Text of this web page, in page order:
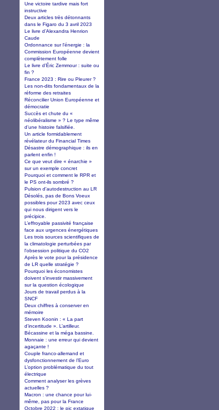
Une victoire tardive mais fort
instructive
Deux articles très détonnants
dans le Figaro du 3 avril 2023
Le livre d’Alexandra Henrion
Caude
Ordonnance sur l'énergie : la
Commission Européenne devient
complètement folle
Le livre d’Éric Zemmour : suite ou
fin ?
France 2023 : Rire ou Pleurer ?
Les non-dits fondamentaux de la
réforme des retraites
Réconcilier Union Européenne et
démocratie
Succès et chute du «
néolibéralisme » ? Le type même
d’une histoire falsifiée.
Un article formidablement
révélateur du Financial Times
Désastre démographique : ils en
parlent enfin !
Ce que veut dire « énarchie »
sur un exemple concret
Pourquoi et comment le RPR et
le PS ont-ils sombré ?
Pulsion d'autodestruction au LR
Désolés, pas de Bons Voeux
possibles pour 2023 avec ceux
qui nous dirigent vers le
précipice.
L’effroyable passivité française
face aux urgences énergétiques
Les trois sources scientifiques de
la climatologie perturbées par
l'obsession politique du CO2
Après le vote pour la présidence
de LR quelle stratégie ?
Pourquoi les économistes
doivent s'investir massivement
sur la question écologique
Jours de travail perdus à la
SNCF
Deux chiffres à conserver en
mémoire
Steven Koonin : « La part
d’incertitude ». L’artilleur.
Bécassine et la méga bassine.
Monnaie : une erreur qui devient
agaçante !
Couple franco-allemand et
dysfonctionnement de l’Euro
L’option problématique du tout
électrique
Comment analyser les grèves
actuelles ?
Macron : une chance pour lui-
même, pas pour la France
Octobre 2022 : le pic extatique